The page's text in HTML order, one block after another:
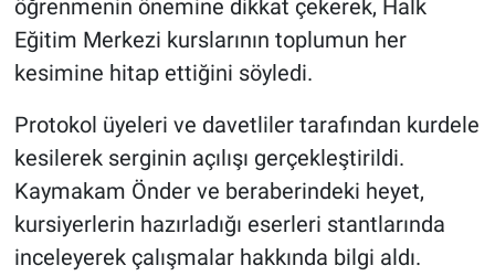
öğrenmenin önemine dikkat çekerek, Halk
Eğitim Merkezi kurslarının toplumun her
kesimine hitap ettiğini söyledi.
Protokol üyeleri ve davetliler tarafından kurdele
kesilerek serginin açılışı gerçekleştirildi.
Kaymakam Önder ve beraberindeki heyet,
kursiyerlerin hazırladığı eserleri stantlarında
inceleyerek çalışmalar hakkında bilgi aldı.